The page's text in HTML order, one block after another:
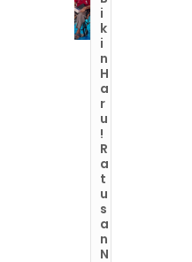
i
k
i
n
H
a
r
u
!
R
a
t
u
s
a
n
N